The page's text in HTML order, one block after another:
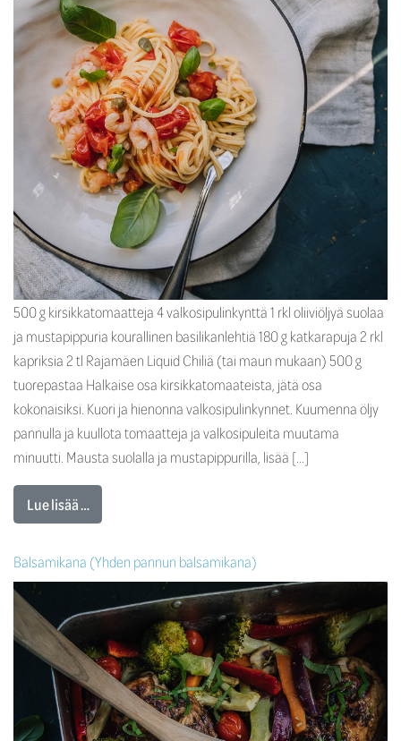
500 g kirsikkatomaatteja 4 valkosipulinkynttä 1 rkl oliiviöljyä suolaa
ja mustapippuria kourallinen basilikanlehtiä 180 g katkarapuja 2 rkl
kapriksia 2 tl Rajamäen Liquid Chiliä (tai maun mukaan) 500 g
tuorepastaa Halkaise osa kirsikkatomaateista, jätä osa
kokonaisiksi. Kuori ja hienonna valkosipulinkynnet. Kuumenna öljy
pannulla ja kuullota tomaatteja ja valkosipuleita muutama
minuutti. Mausta suolalla ja mustapippurilla, lisää […]
Lue lisää …
Balsamikana (Yhden pannun balsamikana)